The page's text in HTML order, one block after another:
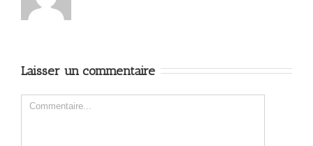
Laisser un commentaire